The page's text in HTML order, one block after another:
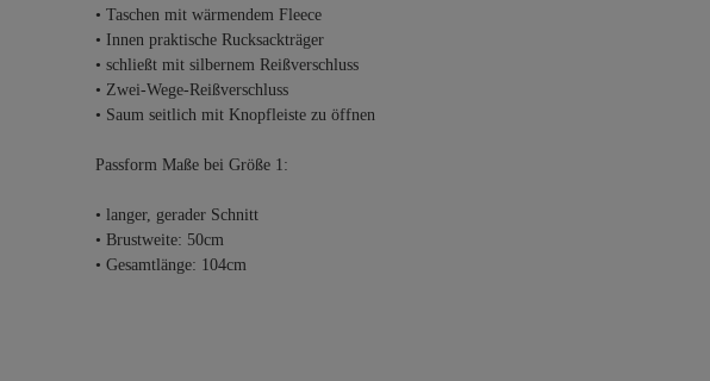
• Taschen mit wärmendem Fleece
• Innen praktische Rucksackträger
• schließt mit silbernem Reißverschluss
• Zwei-Wege-Reißverschluss
• Saum seitlich mit Knopfleiste zu öffnen
Passform Maße bei Größe 1:
• langer, gerader Schnitt
• Brustweite: 50cm
• Gesamtlänge: 104cm